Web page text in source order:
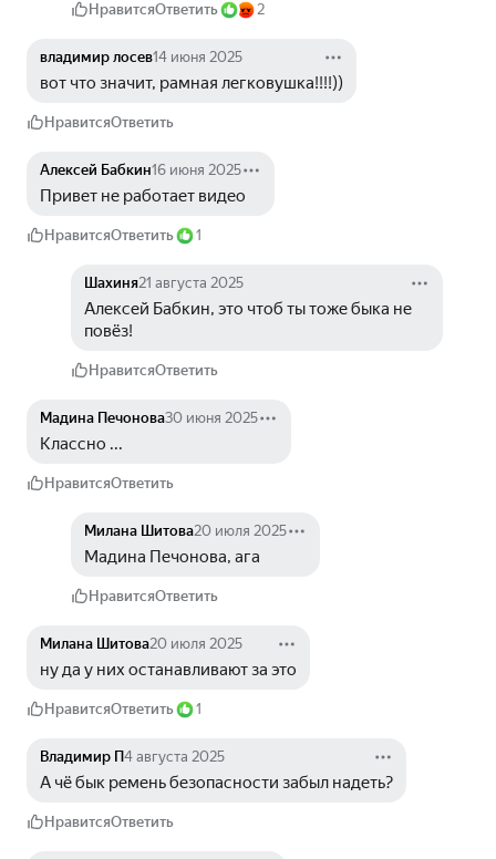
НравитсяОтветить 2
владимир лосев14 июня 2025
вот что значит, рамная легковушка!!!!))
НравитсяОтветить
Алексей Бабкин16 июня 2025
Привет не работает видео
НравитсяОтветить 1
Шахиня21 августа 2025
Алексей Бабкин, это чтоб ты тоже быка не
повёз!
НравитсяОтветить
Мадина Печонова30 июня 2025
Классно ...
НравитсяОтветить
Милана Шитова20 июля 2025
Мадина Печонова, ага
НравитсяОтветить
Милана Шитова20 июля 2025
ну да у них останавливают за это
НравитсяОтветить 1
Владимир П4 августа 2025
А чё бык ремень безопасности забыл надеть?
НравитсяОтветить